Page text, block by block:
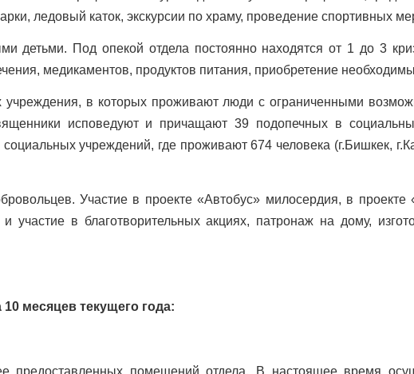
ледовый каток, экскурсии по храму, проведение спортивных
Под опекой отдела постоянно находятся от 1 до 3
медикаментов, продуктов питания, приобретение
в которых проживают люди с ограниченными
исповедуют и причащают 39 подопечных в
учреждений, где проживают 674 человека (г.Бишкек,
Участие в проекте «Автобус» милосердия, в проекте
в благотворительных акциях, патронаж на дому,
10 месяцев текущего года:
помещений отдела. В настоящее время